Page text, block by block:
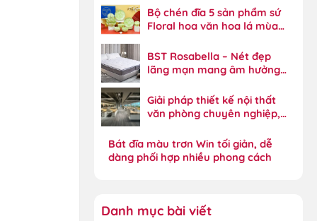
Bộ chén đĩa 5 sản phẩm sứ
Floral hoa văn hoa lá mùa
BST Rosabella – Nét đẹp
lãng mạn mang âm hưởng
Giải pháp thiết kế nội thất
văn phòng chuyên nghiệp,
Bát đĩa màu trơn Win tối giản, dễ
dàng phối hợp nhiều phong cách
Danh mục bài viết